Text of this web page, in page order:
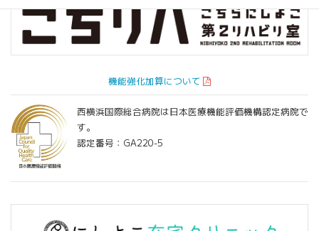
機能強化加算について
西横浜国際総合病院は日本医療機能評価機構認定病院で
す。
認定番号：GA220-5